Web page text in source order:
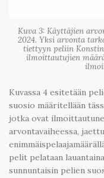
Kuva 3: Käyttäjien
2024. Yksi arvonta
tiettyyn peliin Konstin
ilmoittautujien
Kuvassa 4 esitetään
suosio määritellään
jotka ovat
arvontavaiheessa,
pelit pelataan
sunnuntaisin pelien